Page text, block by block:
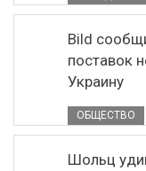
Bild
поставок
Украину
ОБЩЕСТВО
Шольц